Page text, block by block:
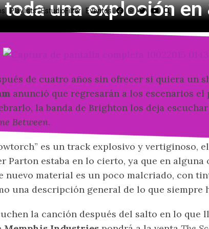
Playlists EstudioFilter Eventos
toda una explosión
de cuatro años sin ofrecer si quiera un
anunció que regresarán a los escenarios el
la banda de Brighton los deja
Between.
es un track explosivo y vertiginoso,
Parton estaba en lo cierto, ya que en
nuevo material es un poco malcriado, con
una descripción general de lo que siempre
la canción después del salto en lo que